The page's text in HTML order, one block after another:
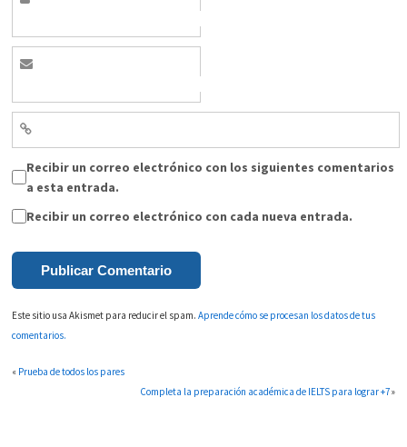
Recibir un correo electrónico con los siguientes comentarios
a esta entrada.
Recibir un correo electrónico con cada nueva entrada.
Este sitio usa Akismet para reducir el spam.Aprende cómo se procesan los datos de tus
comentarios.
« Prueba de todos los pares
Completa la preparación académica de IELTS para lograr +7»